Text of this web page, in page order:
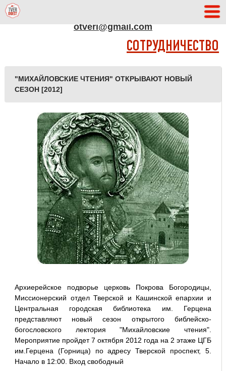
otveri@gmail.com
СОТРУДНИЧЕСТВО
"МИХАЙЛОВСКИЕ ЧТЕНИЯ" ОТКРЫВАЮТ НОВЫЙ
СЕЗОН [2012]
Архиерейское подворье церковь Покрова Богородицы,
Миссионерский отдел Тверской и Кашинской епархии и
Центральная городская библиотека им. Герцена
представляют новый сезон открытого библейско-
богословского лектория "Михайловские чтения".
Мероприятие пройдет 7 октября 2012 года на 2 этаже ЦГБ
им.Герцена (Горница) по адресу Тверской проспект, 5.
Начало в 12:00. Вход свободный